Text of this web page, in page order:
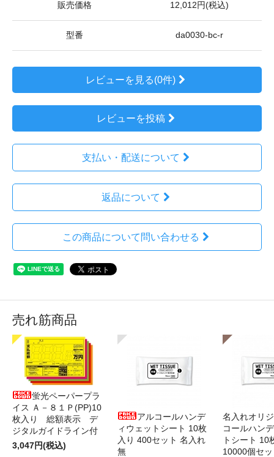
販売価格 12,012円(税込)
型番 da0030-bc-r
レビューを見る(0件)
レビューを投稿
支払い・配送について
返品について
この商品について問い合わせる
売れ筋商品
蛍光ペーパープラ
イス Ａ－８１Ｐ(PP)10
枚入り 総額表示 デ
ジタルガイドライン付
3,047円(税込)
アルコールハンデ
ィウェットシート 10枚
入り 400セット 名入れ
無
名入れオリ
コールハン
トシート 10
10000個セ